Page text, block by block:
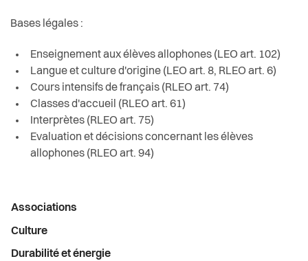
Écoles
Enfants non-francophones
Mobilité scolaire
Réfectoires et devoirs surveillés
Réseau Vevey
Histoire
Intégration
Jeunesse
Logement
Santé et social
Bases légales :
Enseignement aux élèves allophones (LEO art. 102)
Langue et culture d'origine (LEO art. 8, RLEO art. 6)
Cours intensifs de français (RLEO art. 74)
Classes d'accueil (RLEO art. 61)
Interprètes (RLEO art. 75)
Evaluation et décisions concernant les élèves
allophones (RLEO art. 94)
Menu
latéral
Associations
Culture
Durabilité et énergie